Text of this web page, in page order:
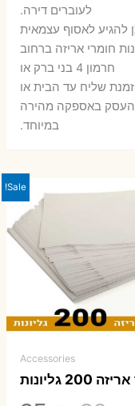
לעוברים דירה.
להגיע לאסוף עצמאית
חומרי אריזה ברחוב
חרמון 4 בני ברק או
שליח עד הבית או
העסק באספקה מהירה
במיוחד.
Sale!
Accessories
200 גליונות